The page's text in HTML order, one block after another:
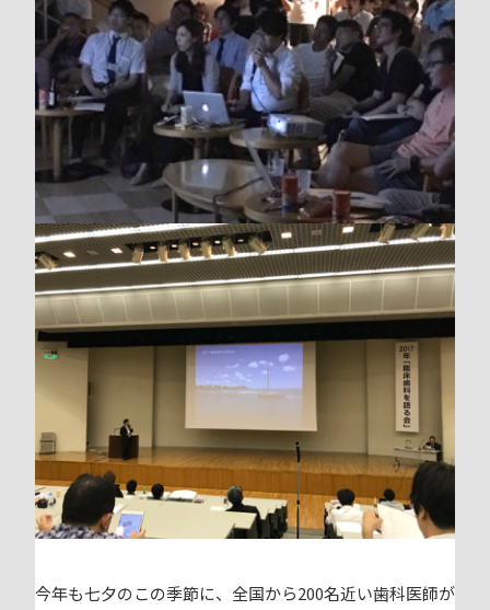
今年も七夕のこの季節に、全国から200名近い歯科医師が